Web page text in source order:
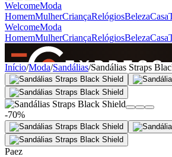
WelcomeModa
HomemMulherCriançaRelógiosBelezaCasa
WelcomeModa
HomemMulherCriançaRelógiosBelezaCasa
SINCE 2005
+de 36.000 reviews
Início/Moda/Sandálias/Sandálias Straps
-70%
Paez